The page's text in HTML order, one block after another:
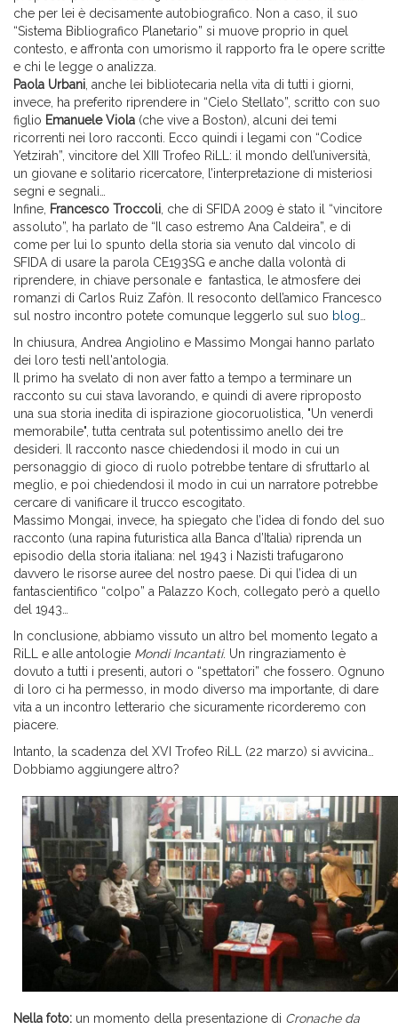
che per lei è decisamente autobiografico. Non a caso, il suo
“Sistema Bibliografico Planetario” si muove proprio in quel
contesto, e affronta con umorismo il rapporto fra le opere scritte
e chi le legge o analizza.
Paola Urbani , anche lei bibliotecaria nella vita di tutti i giorni,
invece, ha preferito riprendere in “Cielo Stellato”, scritto con suo
figlio Emanuele Viola (che vive a Boston), alcuni dei temi
ricorrenti nei loro racconti. Ecco quindi i legami con “Codice
Yetzirah”, vincitore del XIII Trofeo RiLL: il mondo dell’università,
un giovane e solitario ricercatore, l’interpretazione di misteriosi
segni e segnali…
Infine, Francesco Troccoli , che di SFIDA 2009 è stato il “vincitore
assoluto”, ha parlato de “Il caso estremo Ana Caldeira”, e di
come per lui lo spunto della storia sia venuto dal vincolo di
SFIDA di usare la parola CE193SG e anche dalla volontà di
riprendere, in chiave personale e fantastica, le atmosfere dei
romanzi di Carlos Ruiz Zafòn. Il resoconto dell’amico Francesco
sul nostro incontro potete comunque leggerlo sul suo blog
In chiusura, Andrea Angiolino e Massimo Mongai hanno parlato
dei loro testi nell'antologia.
Il primo ha svelato di non aver fatto a tempo a terminare un
racconto su cui stava lavorando, e quindi di avere riproposto
una sua storia inedita di ispirazione giocoruolistica, "Un venerdì
memorabile", tutta centrata sul potentissimo anello dei tre
desideri. Il racconto nasce chiedendosi il modo in cui un
personaggio di gioco di ruolo potrebbe tentare di sfruttarlo al
meglio, e poi chiedendosi il modo in cui un narratore potrebbe
cercare di vanificare il trucco escogitato.
Massimo Mongai, invece, ha spiegato che l’idea di fondo del suo
racconto (una rapina futuristica alla Banca d’Italia) riprenda un
episodio della storia italiana: nel 1943 i Nazisti trafugarono
davvero le risorse auree del nostro paese. Di qui l’idea di un
fantascientifico “colpo” a Palazzo Koch, collegato però a quello
del 1943…
In conclusione, abbiamo vissuto un altro bel momento legato a
RiLL e alle antologie Mondi Incantati. Un ringraziamento è
dovuto a tutti i presenti, autori o “spettatori” che fossero. Ognuno
di loro ci ha permesso, in modo diverso ma importante, di dare
vita a un incontro letterario che sicuramente ricorderemo con
piacere.
Intanto, la scadenza del XVI Trofeo RiLL (22 marzo) si avvicina…
Dobbiamo aggiungere altro?
Nella foto: un momento della presentazione di Cronache da